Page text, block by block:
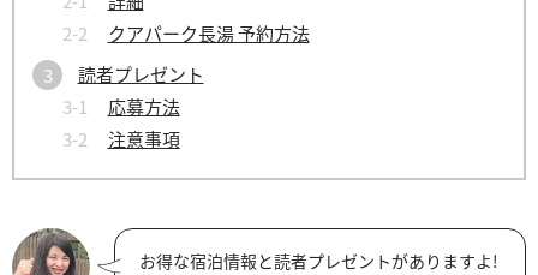
クアパーク長湯 予約方法
読者プレゼント
応募方法
注意事項
お得な宿泊情報と読者プレゼントがありますよ!